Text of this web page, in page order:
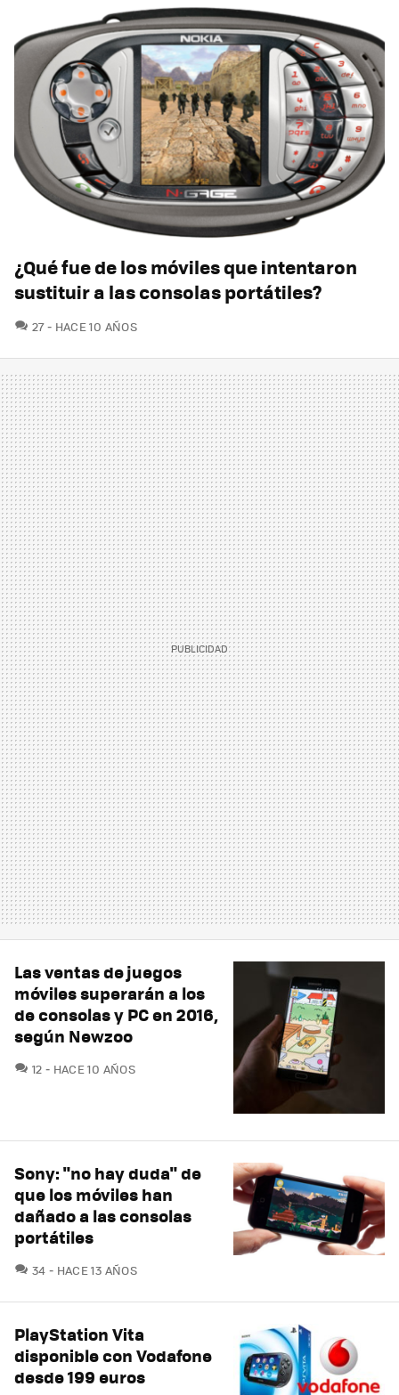
¿Qué fue de los móviles que intentaron
sustituir a las consolas portátiles?
27COMENTARIOS
HACE 10 AÑOS
Las ventas de juegos
móviles superarán a los
de consolas y PC en 2016,
según Newzoo
12 COMENTARIOS
HACE 10 AÑOS
Sony: "no hay duda" de
que los móviles han
dañado a las consolas
portátiles
34 COMENTARIOS
HACE 13 AÑOS
PlayStation Vita
disponible con Vodafone
desde 199 euros